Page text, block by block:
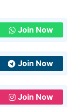
Join Now
Join Now
Join Now